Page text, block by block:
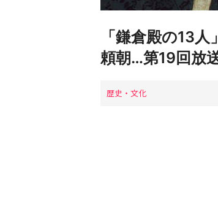
「鎌倉殿の13
頼朝…第19回放
歴史・文化